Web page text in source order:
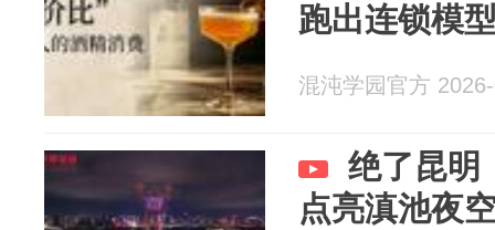
跑出连锁模
混沌学园官方
绝了昆明
点亮滇池夜